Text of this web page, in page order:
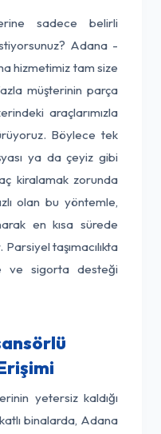
sadece belirli
Adana -
hizmetimiz tam size
müşterinin parça
araçlarımızla
Böylece tek
ya da çeyiz gibi
kiralamak zorunda
olan bu yöntemle,
en kısa sürede
Parsiyel taşımacılıkta
ve sigorta desteği
yetersiz kaldığı
binalarda, Adana